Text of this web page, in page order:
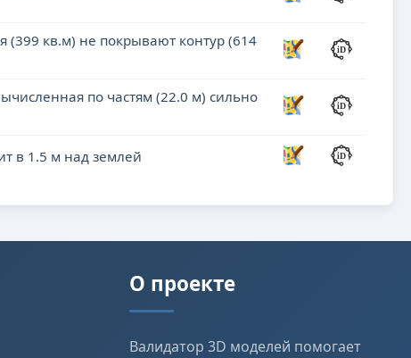
(399 кв.м) не покрывают контур (614
по частям (22.0 м) сильно
в 1.5 м над землей
О проекте
Валидатор 3D моделей помогает